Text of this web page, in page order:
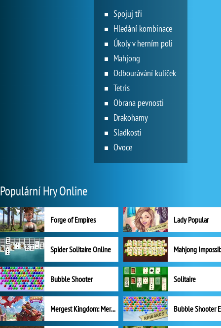
Spojuj tři
Hledání kombinace
Úkoly v herním poli
Mahjong
Odbourávání kuliček
Tetris
Obrana pevnosti
Drakohamy
Sladkosti
Ovoce
Populární Hry Online
Forge of Empires Lady Popular
Spider Solitaire Online Mahjong
Bubble Shooter Solitaire
Mergest Kingdom: Merge Puzzle